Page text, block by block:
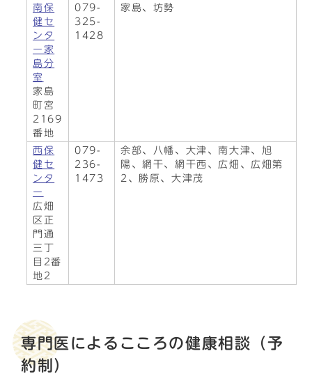
南保
健セ
ンタ
ー家
島分
室
家島
町宮
2169
番地
079-
325-
1428
家島、坊勢
西保
健セ
ンタ
ー
広畑
区正
門通
三丁
目2番
地2
079-
236-
1473
余部、八幡、大津、南大津、旭
陽、網干、網干西、広畑、広畑第
2、勝原、大津茂
専門医によるこころの健康相談（予
約制）